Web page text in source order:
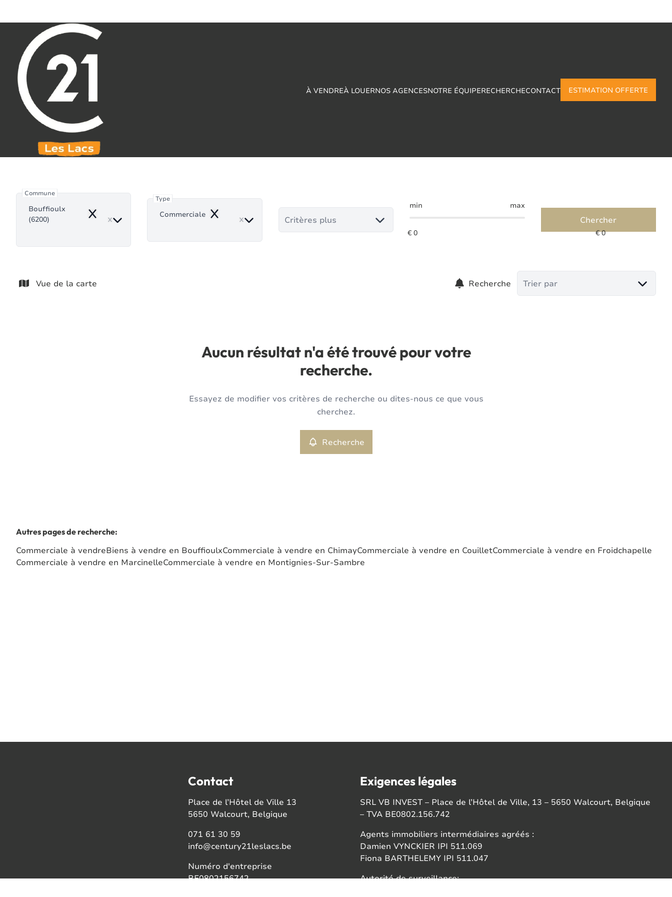
À VENDREÀ LOUERNOS AGENCESNOTRE ÉQUIPERECHERCHECONTACT ESTIMATION OFFERTE
Commune
Bouffioulx
(6200)
Remove
Type
Commerciale Remove Critères plus
min max
Chercher
Vue de la carte Recherche Trier par
Aucun résultat n'a été trouvé pour votre
recherche.
Essayez de modifier vos critères de recherche ou dites-nous ce que vous
cherchez.
Recherche
Autres pages de recherche:
Commerciale à vendreBiens à vendre en BouffioulxCommerciale à vendre en ChimayCommerciale à vendre en CouilletCommerciale à vendre en Froidchapelle
Commerciale à vendre en MarcinelleCommerciale à vendre en Montignies-Sur-Sambre
Contact
Place de l’Hôtel de Ville 13
5650 Walcourt, Belgique
071 61 30 59
info@century21leslacs.be
Numéro d'entreprise
BE0802156742
Exigences légales
SRL VB INVEST – Place de l’Hôtel de Ville, 13 – 5650 Walcourt, Belgique
– TVA BE0802.156.742
Agents immobiliers intermédiaires agréés :
Damien VYNCKIER IPI 511.069
Fiona BARTHELEMY IPI 511.047
Autorité de surveillance: